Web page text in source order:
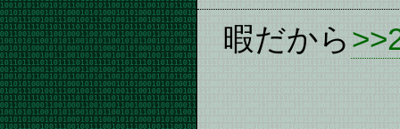
暇だから